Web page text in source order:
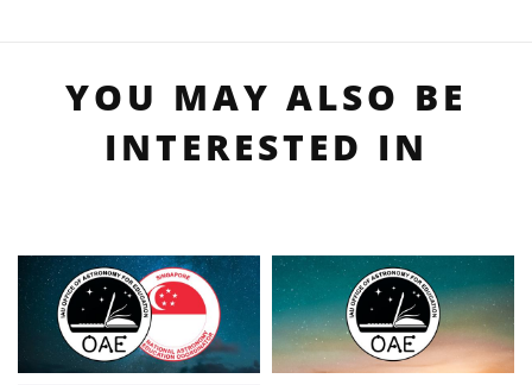
YOU MAY ALSO BE
INTERESTED IN